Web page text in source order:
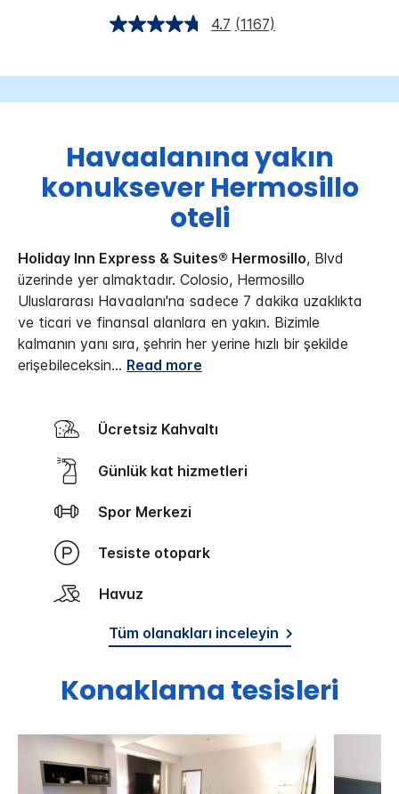
4.7 (1167)
Havaalanına yakın
konuksever Hermosillo
oteli
Holiday Inn Express & Suites® Hermosillo, Blvd
üzerinde yer almaktadır. Colosio, Hermosillo
Uluslararası Havaalanı'na sadece 7 dakika uzaklıkta
ve ticari ve finansal alanlara en yakın. Bizimle
kalmanın yanı sıra, şehrin her yerine hızlı bir şekilde
erişebileceksin... Read more
Ücretsiz Kahvaltı
Günlük kat hizmetleri
Spor Merkezi
Tesiste otopark
Havuz
Tüm olanakları inceleyin
Konaklama tesisleri